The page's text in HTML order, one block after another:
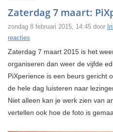
Zaterdag 7 maart:
zondag 8 februari 2015, 14:45 door
reacties
Zaterdag 7 maart 2015 is het
organiseren dan weer de vijfde
PiXperience is een beurs gericht
de hele dag luisteren naar
Niet alleen kan je werk zien van
vertellen ook hoe de foto is